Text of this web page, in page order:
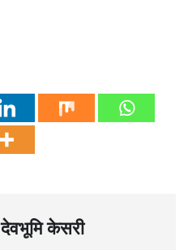
देवभूमि केसरी